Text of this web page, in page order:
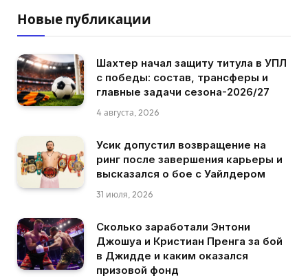
Новые публикации
Шахтер начал защиту титула в УПЛ
с победы: состав, трансферы и
главные задачи сезона-2026/27
4 августа, 2026
Усик допустил возвращение на
ринг после завершения карьеры и
высказался о бое с Уайлдером
31 июля, 2026
Сколько заработали Энтони
Джошуа и Кристиан Пренга за бой
в Джидде и каким оказался
призовой фонд